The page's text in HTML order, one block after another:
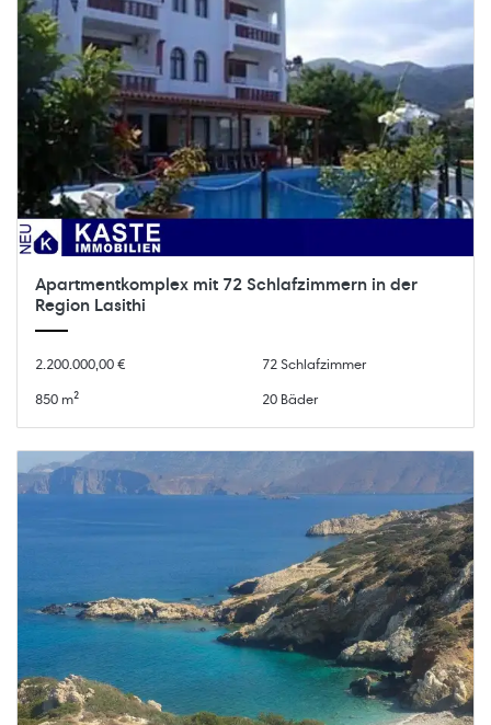
Apartmentkomplex mit 72 Schlafzimmern in der
Region Lasithi
2.200.000,00 €
850 m²
72 Schlafzimmer
20 Bäder